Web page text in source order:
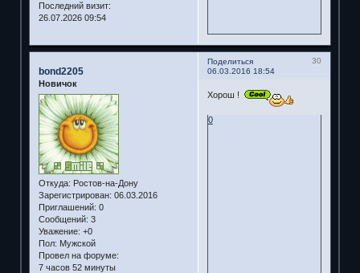
Последний визит:
26.07.2026 09:54
Поделиться
30
06.03.2016 18:54
bond2205
Новичок
Откуда: Ростов-на-Дону
Зарегистрирован: 06.03.2016
Приглашений: 0
Сообщений: 3
Уважение: +0
Пол: Мужской
Провел на форуме:
7 часов 52 минуты
Хорош !
0